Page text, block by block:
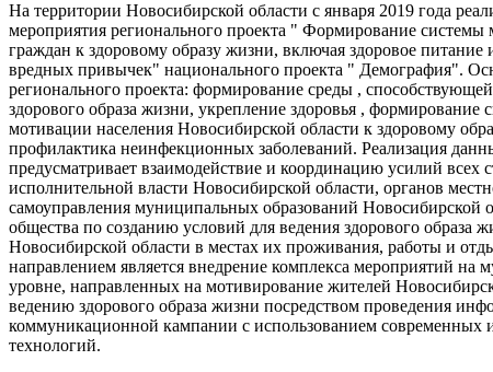
На территории Новосибирской области с января 2019 года
мероприятия регионального проекта " Формирование системы
граждан к здоровому образу жизни, включая здоровое питание
вредных привычек" национального проекта " Демография".
регионального проекта: формирование среды ,
здорового образа жизни, укрепление здоровья , формирование
мотивации населения Новосибирской области к здоровому
профилактика неинфекционных заболеваний. Реализация
предусматривает взаимодействие и координацию усилий всех
исполнительной власти Новосибирской области, органов
самоуправления муниципальных образований Новосибирской
общества по созданию условий для ведения здорового образа
Новосибирской области в местах их проживания, работы и
направлением является внедрение комплекса мероприятий на
уровне, направленных на мотивирование жителей
ведению здорового образа жизни посредством проведения
коммуникационной кампании с использованием
технологий.